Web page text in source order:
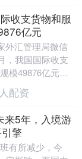
收支货物和服
亿元
外汇管理局微信
，我国国际收支
模49876亿元。
口26437亿元，
配资
来5年，入境游
擎
有所减少，今